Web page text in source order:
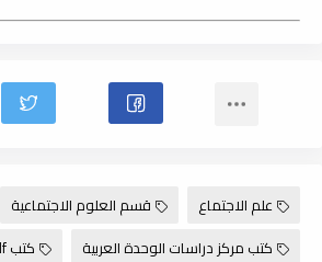
علم الاجتماع
قسم العلوم الاجتماعية
كتب مركز دراسات الوحدة العربية
كتب pdf